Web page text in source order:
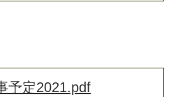
予定2021.pdf